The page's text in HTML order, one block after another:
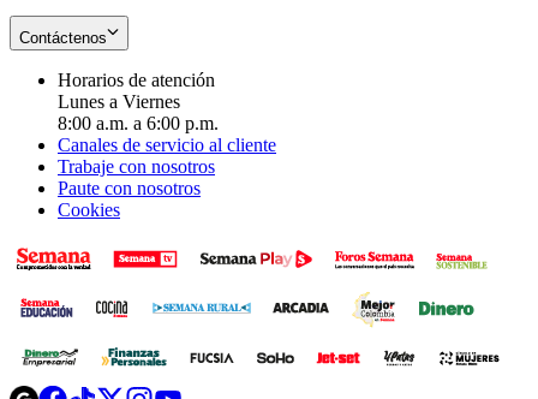
Contáctenos
Horarios de atención
Lunes a Viernes
8:00 a.m. a 6:00 p.m.
Canales de servicio al cliente
Trabaje con nosotros
Paute con nosotros
Cookies
OpensOpensOpensOpens